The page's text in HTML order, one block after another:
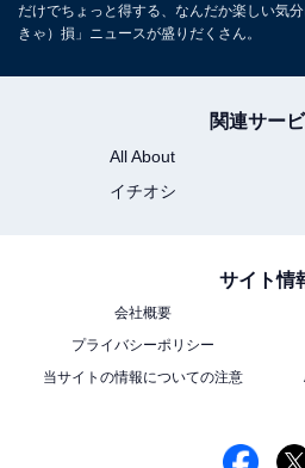
だけでちょっと得する、なんだか楽しい気
きゃ）損」ニュースが盛りだくさん。
関連サー
All About
イチオシ
サイト情
会社概要
プライバシーポリシー
当サイトの情報についての注意